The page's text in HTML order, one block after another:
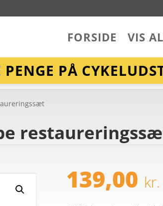
FORSIDE VIS
PÅ
139,00 kr.